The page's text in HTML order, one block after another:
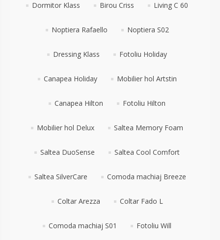
Dormitor Klass Birou Criss Living C 60
Noptiera Rafaello Noptiera S02
Dressing Klass Fotoliu Holiday
Canapea Holiday Mobilier hol Artstin
Canapea Hilton Fotoliu Hilton
Mobilier hol Delux Saltea Memory Foam
Saltea DuoSense Saltea Cool Comfort
Saltea SilverCare Comoda machiaj Breeze
Coltar Arezza Coltar Fado L
Comoda machiaj S01 Fotoliu Will